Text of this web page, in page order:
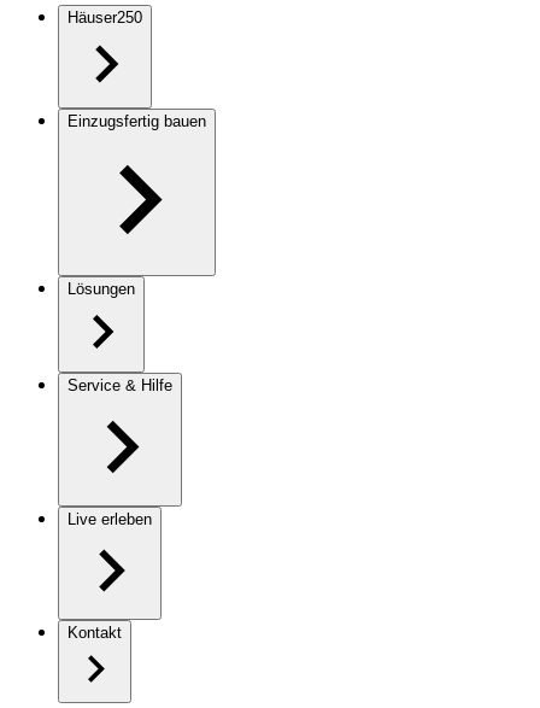
Häuser250
Einzugsfertig bauen
Lösungen
Service & Hilfe
Live erleben
Kontakt